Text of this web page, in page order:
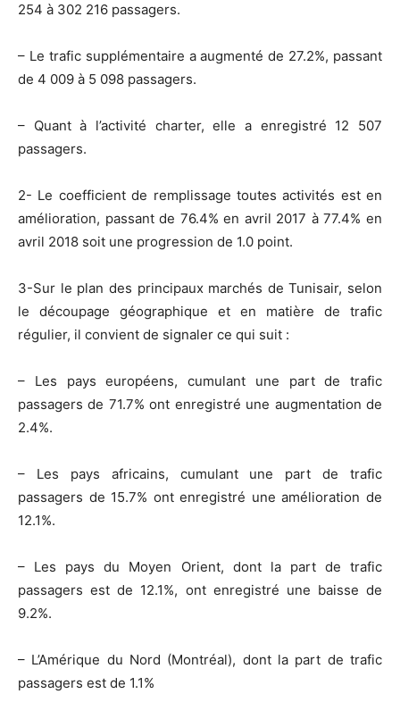
254 à 302 216 passagers.
– Le trafic supplémentaire a augmenté de 27.2%, passant
de 4 009 à 5 098 passagers.
– Quant à l’activité charter, elle a enregistré 12 507
passagers.
2- Le coefficient de remplissage toutes activités est en
amélioration, passant de 76.4% en avril 2017 à 77.4% en
avril 2018 soit une progression de 1.0 point.
3-Sur le plan des principaux marchés de Tunisair, selon
le découpage géographique et en matière de trafic
régulier, il convient de signaler ce qui suit :
– Les pays européens, cumulant une part de trafic
passagers de 71.7% ont enregistré une augmentation de
2.4%.
– Les pays africains, cumulant une part de trafic
passagers de 15.7% ont enregistré une amélioration de
12.1%.
– Les pays du Moyen Orient, dont la part de trafic
passagers est de 12.1%, ont enregistré une baisse de
9.2%.
– L’Amérique du Nord (Montréal), dont la part de trafic
passagers est de 1.1%